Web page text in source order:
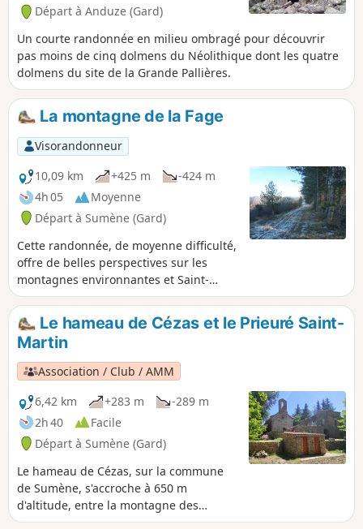
Départ à Anduze (Gard)
Un courte randonnée en milieu ombragé pour découvrir
pas moins de cinq dolmens du Néolithique dont les quatre
dolmens du site de la Grande Pallières.
La montagne de la Fage
Visorandonneur
10,09 km
+425 m
-424 m
4h 05
Moyenne
Départ à Sumène (Gard)
Cette randonnée, de moyenne difficulté,
offre de belles perspectives sur les
montagnes environnantes et Saint-
Roman de Codières, depuis la crête de
la Montagne de la Fage.
Le hameau de Cézas et le Prieuré Saint-
Martin
Association / Club / AMM
6,42 km
+283 m
-289 m
2h 40
Facile
Départ à Sumène (Gard)
Le hameau de Cézas, sur la commune
de Sumène, s'accroche à 650 m
d'altitude, entre la montagne des
Cagnasses et celle de la Fage, au plein